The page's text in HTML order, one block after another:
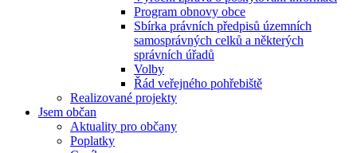
Program obnovy obce
Sbírka právních předpisů územních
samosprávných celků a některých
správních úřadů
Volby
Řád veřejného pohřebiště
Realizované projekty
Jsem občan
Aktuality pro občany
Poplatky